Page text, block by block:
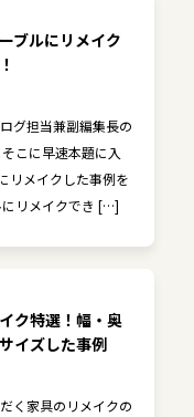
ブルにリメイク
グ担当兼副編集長の
こに早速本題に入
リメイクした事例を
にリメイクでき […]
ク特選！幅・奥
イズした事例
く家具のリメイクの